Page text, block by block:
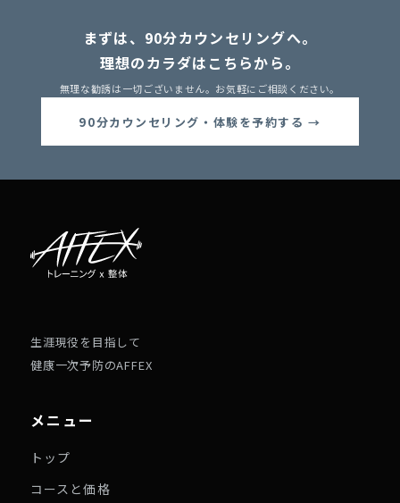
まずは、90分カウンセリングへ。
理想のカラダはこちらから。
無理な勧誘は一切ございません。お気軽にご相談ください。
90分カウンセリング・体験を予約する →
生涯現役を目指して
健康一次予防のAFFEX
メニュー
トップ
コースと価格